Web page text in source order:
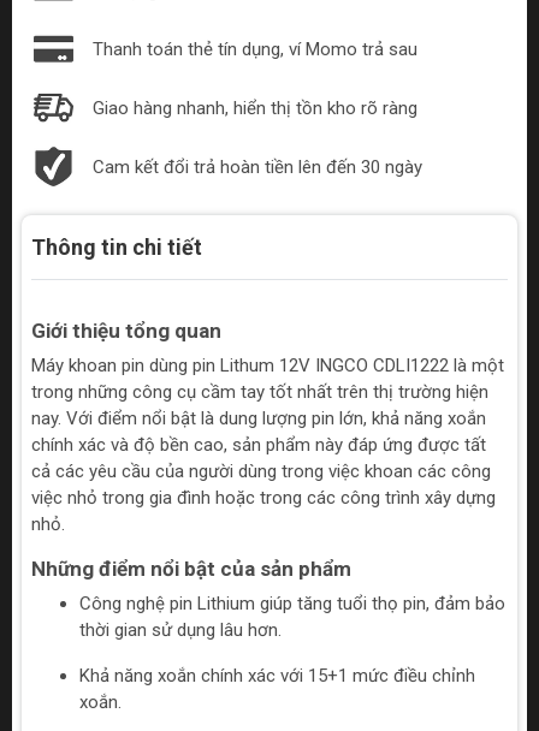
Thanh toán thẻ tín dụng, ví Momo trả sau
Giao hàng nhanh, hiển thị tồn kho rõ ràng
Cam kết đổi trả hoàn tiền lên đến 30 ngày
Thông tin chi tiết
Giới thiệu tổng quan
Máy khoan pin dùng pin Lithum 12V INGCO CDLI1222 là một
trong những công cụ cầm tay tốt nhất trên thị trường hiện
nay. Với điểm nổi bật là dung lượng pin lớn, khả năng xoắn
chính xác và độ bền cao, sản phẩm này đáp ứng được tất
cả các yêu cầu của người dùng trong việc khoan các công
việc nhỏ trong gia đình hoặc trong các công trình xây dựng
nhỏ.
Những điểm nổi bật của sản phẩm
Công nghệ pin Lithium giúp tăng tuổi thọ pin, đảm bảo
thời gian sử dụng lâu hơn.
Khả năng xoắn chính xác với 15+1 mức điều chỉnh
xoắn.